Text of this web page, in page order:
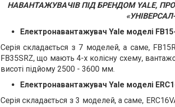
НАВАНТАЖУВАЧІВ ПІД БРЕНДОМ YALE,
Електронавантажувач Yale моделі
Серія складається з 7 моделей, а саме,
FB35SRZ, що мають 4-х колісну схему,
висоті підйому 2500 - 3600 мм.
Електронавантажувач Yale моделі
Серія складається з 3 моделей, а саме,